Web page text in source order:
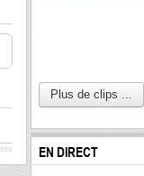
Plus de clips ...
EN DIRECT